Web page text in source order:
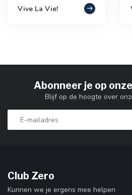
Vive La Vie!
Abonneer je op
Blijf op de hoogte over
Club Zero
Kunnen we je ergens mee helpen